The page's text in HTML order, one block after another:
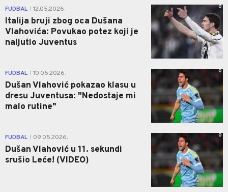
FUDBAL 12.05.2026.
Italija bruji zbog oca Dušana
Vlahovića: Povukao potez koji je
naljutio Juventus
0
FUDBAL 10.05.2026.
Dušan Vlahović pokazao klasu u
dresu Juventusa: "Nedostaje mi
malo rutine"
0
FUDBAL 09.05.2026.
Dušan Vlahović u 11. sekundi
srušio Leće! (VIDEO)
0